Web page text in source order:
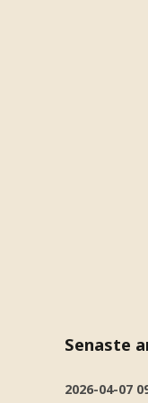
Senaste
2026-04-07